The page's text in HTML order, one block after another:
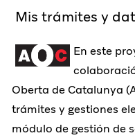
Mis trámites y
En este
Oberta de Catalunya
trámites y gestiones
módulo de gestión de